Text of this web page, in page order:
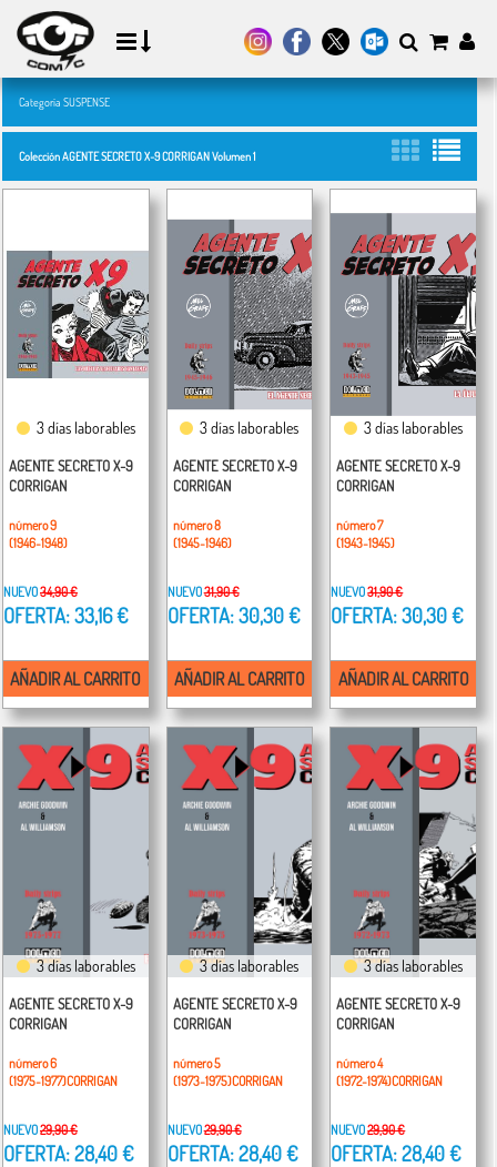
Categoría SUSPENSE
Colección AGENTE SECRETO X-9 CORRIGAN Volumen 1
3 días laborables
AGENTE SECRETO X-9
CORRIGAN
número 9
(1946-1948)
NUEVO34,90 €
OFERTA: 33,16 €
AÑADIR AL CARRITO
3 días laborables
AGENTE SECRETO X-9
CORRIGAN
número 8
(1945-1946)
NUEVO31,90 €
OFERTA: 30,30 €
AÑADIR AL CARRITO
3 días laborables
AGENTE SECRETO X-9
CORRIGAN
número 7
(1943-1945)
NUEVO31,90 €
OFERTA: 30,30 €
AÑADIR AL CARRITO
3 días laborables
AGENTE SECRETO X-9
CORRIGAN
número 6
(1975-1977)CORRIGAN
NUEVO29,90 €
OFERTA: 28,40 €
3 días laborables
AGENTE SECRETO X-9
CORRIGAN
número 5
(1973-1975)CORRIGAN
NUEVO29,90 €
OFERTA: 28,40 €
3 días laborables
AGENTE SECRETO X-9
CORRIGAN
número 4
(1972-1974)CORRIGAN
NUEVO29,90 €
OFERTA: 28,40 €